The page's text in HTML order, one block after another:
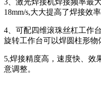
3 、激光焊接机焊接频率最
18mm/s,大大提高了焊接效
4 、可配四维滚珠丝杠工作
旋转工作台可以焊圆柱形物
5,焊接精度高，速度快、效
意调整。